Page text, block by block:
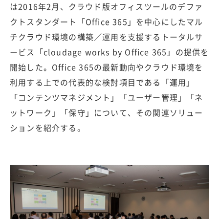
は2016年2月、クラウド版オフィスツールのデファ
クトスタンダート「Office 365」を中心にしたマル
チクラウド環境の構築／運用を支援するトータルサ
ービス「cloudage works by Office 365」の提供を
開始した。Office 365の最新動向やクラウド環境を
利用する上での代表的な検討項目である「運用」
「コンテンツマネジメント」「ユーザー管理」「ネ
ットワーク」「保守」について、その関連ソリュー
ションを紹介する。